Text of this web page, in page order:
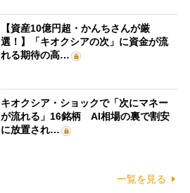
【資産10億円超・かんちさんが厳
選！】「キオクシアの次」に資金が流
れる期待の高…
キオクシア・ショックで「次にマネー
が流れる」16銘柄 AI相場の裏で割安
に放置され…
一覧を見る